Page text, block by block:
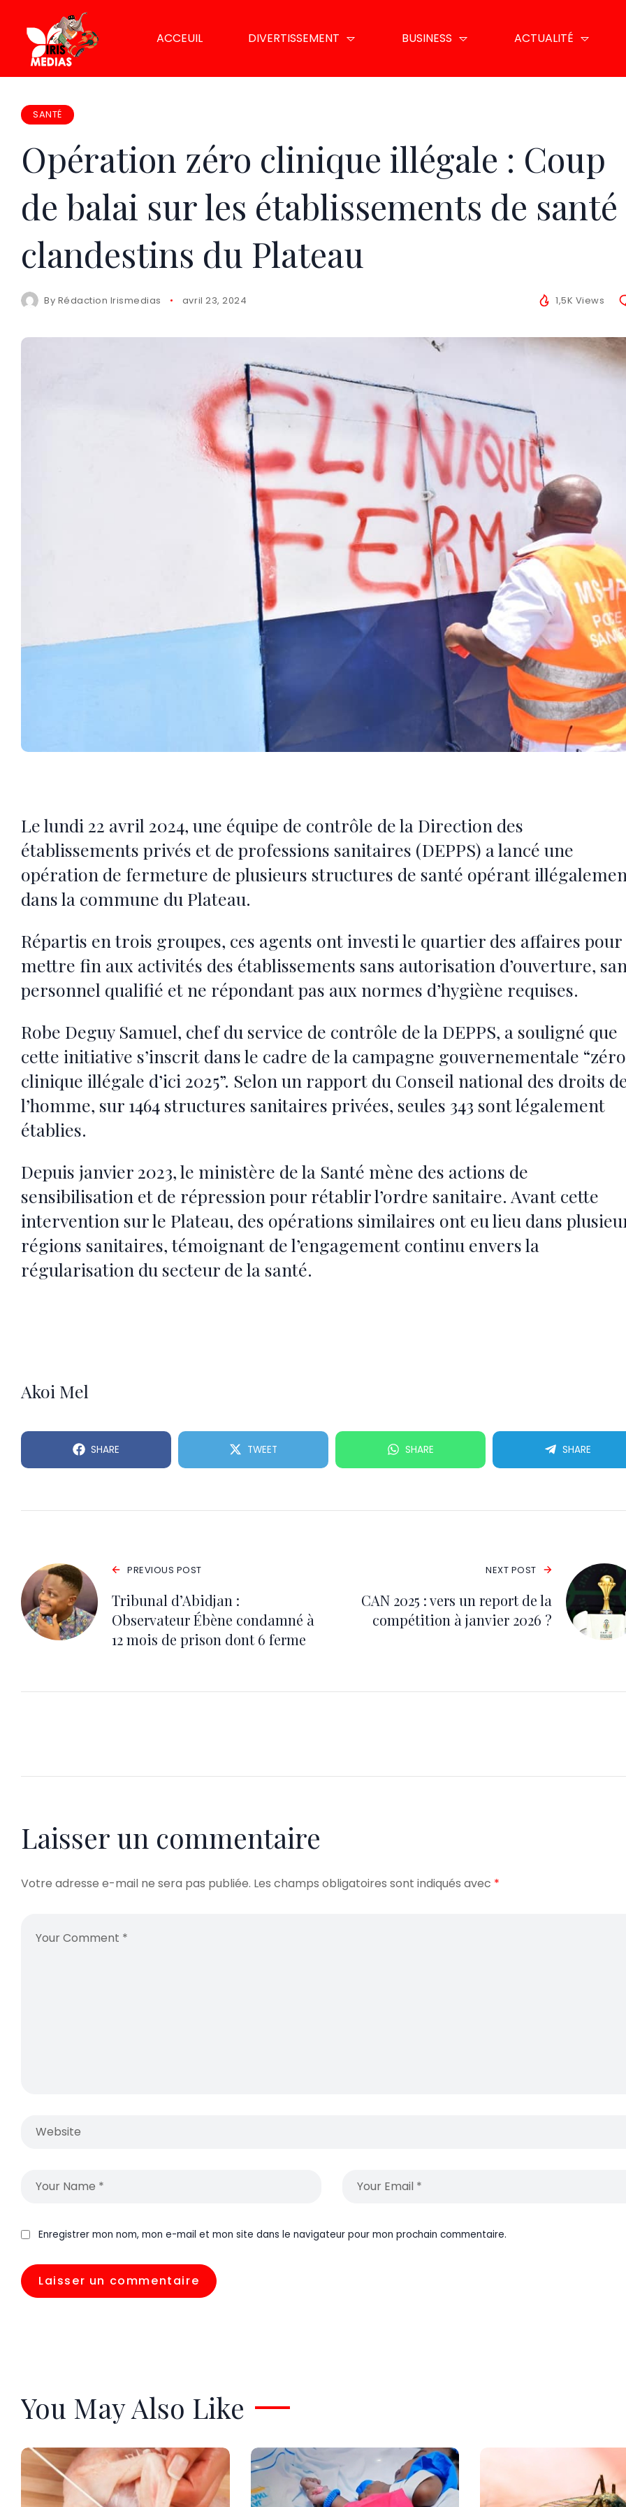
ACCEUIL DIVERTISSEMENT BUSINESS ACTUALITÉ
SANTÉ
Opération zéro clinique illégale : Coup
de balai sur les établissements de santé
clandestins du Plateau
By Rédaction Irismedias avril 23, 2024 1,5K Views
Le lundi 22 avril 2024, une équipe de contrôle de la Direction des
établissements privés et de professions sanitaires (DEPPS) a lancé une
opération de fermeture de plusieurs structures de santé opérant
dans la commune du Plateau.
Répartis en trois groupes, ces agents ont investi le quartier des affaires pour
mettre fin aux activités des établissements sans autorisation d’ouverture,
personnel qualifié et ne répondant pas aux normes d’hygiène requises.
Robe Deguy Samuel, chef du service de contrôle de la DEPPS, a souligné que
cette initiative s’inscrit dans le cadre de la campagne gouvernementale “zéro
clinique illégale d’ici 2025”. Selon un rapport du Conseil national des droits
l’homme, sur 1464 structures sanitaires privées, seules 343 sont légalement
établies.
Depuis janvier 2023, le ministère de la Santé mène des actions de
sensibilisation et de répression pour rétablir l’ordre sanitaire. Avant cette
intervention sur le Plateau, des opérations similaires ont eu lieu dans
régions sanitaires, témoignant de l’engagement continu envers la
régularisation du secteur de la santé.
Akoi Mel
SHARE TWEET SHARE SHARE
PREVIOUS POST
Tribunal d’Abidjan :
Observateur Ébène condamné à
12 mois de prison dont 6 ferme
NEXT POST
CAN 2025 : vers un report de la
compétition à janvier 2026 ?
Laisser un commentaire
Votre adresse e-mail ne sera pas publiée. Les champs obligatoires sont indiqués avec *
Enregistrer mon nom, mon e-mail et mon site dans le navigateur pour mon prochain commentaire.
You May Also Like